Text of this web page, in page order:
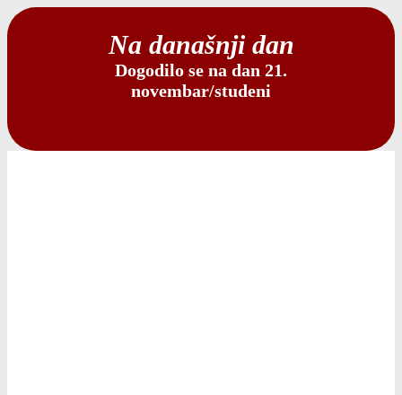
Na današnji dan
Dogodilo se na dan 21.
novembar/studeni